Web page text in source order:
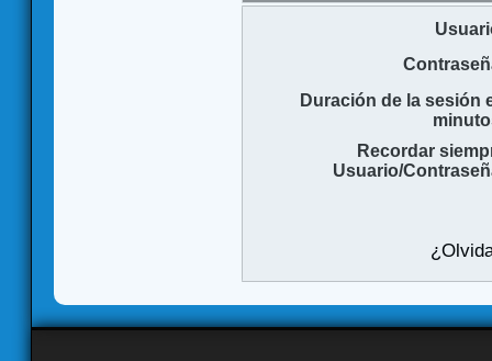
Duración de la sesión
Recordar
Usuario/